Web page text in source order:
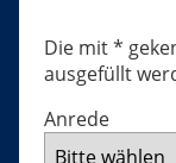
Die mit *
ausgefüllt
Anrede